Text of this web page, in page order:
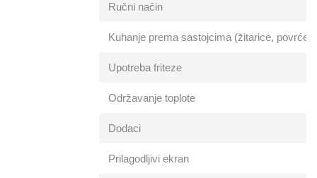
Ručni način
Kuhanje prema sastojcima (žitarice, povrće,
Upotreba friteze
Održavanje toplote
Dodaci
Prilagodljivi ekran